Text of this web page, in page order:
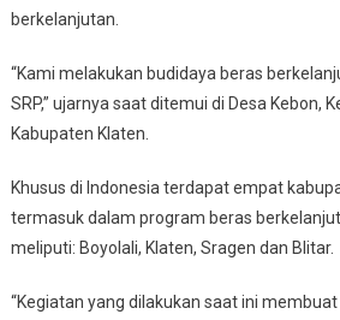
berkelanjutan.
“Kami melakukan budidaya beras
SRP,” ujarnya saat ditemui di Desa Kebon,
Kabupaten Klaten.
Khusus di Indonesia terdapat empat
termasuk dalam program beras
meliputi: Boyolali, Klaten, Sragen dan Blitar.
“Kegiatan yang dilakukan saat ini